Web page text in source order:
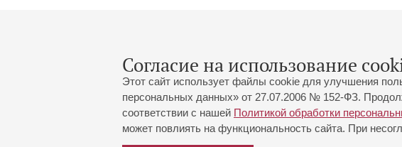
Согласие на использование
Этот сайт использует файлы cookie для улучшения
персональных данных» от 27.07.2006 № 152-ФЗ.
соответствии с нашей Политикой обработки
может повлиять на функциональность сайта. При
Большой зал:
191186, Санкт-Петербург, Михайловская ул., 2
+7 (812) 240-01-00, +7 (812) 240-01-80